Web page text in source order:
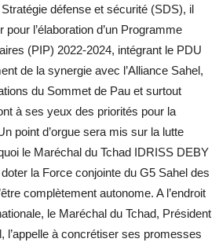
défense et sécurité (SDS), il
l’élaboration d’un Programme
(PIP) 2022-2024, intégrant le PDU
de la synergie avec l’Alliance Sahel,
du Sommet de Pau et surtout
à ses yeux des priorités pour la
point d’orgue sera mis sur la lutte
le Maréchal du Tchad IDRISS DEBY
la Force conjointe du G5 Sahel des
complètement autonome. A l’endroit
le Maréchal du Tchad, Président
l’appelle à concrétiser ses promesses